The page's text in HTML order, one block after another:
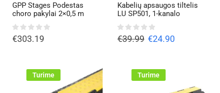
GPP Stages Podestas
choro pakylai 2×0,5 m
€303.19
Kabelių apsaugos tiltelis
LU SP501, 1-kanalo
€39.99 €24.90
Turime Turime